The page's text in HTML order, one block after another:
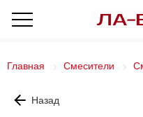
Главная Смесители
Назад